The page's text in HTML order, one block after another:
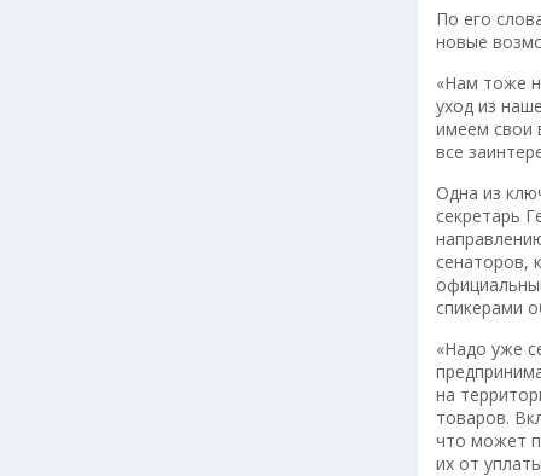
По его
новые
«Нам тоже
уход из
имеем свои
все
Одна из
секретарь
сенаторов,
спикерами
«Надо уже
на
товаров.
что может
их от